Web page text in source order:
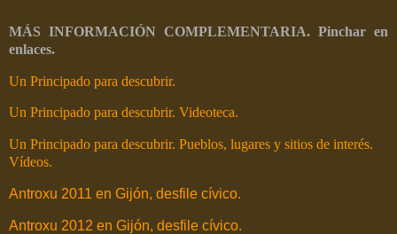
MÁS INFORMACIÓN COMPLEMENTARIA. Pinchar en
enlaces.
Un Principado para descubrir.
Un Principado para descubrir. Videoteca.
Un Principado para descubrir. Pueblos, lugares y sitios de interés.
Vídeos.
Antroxu 2011 en Gijón, desfile cívico.
Antroxu 2012 en Gijón, desfile cívico.